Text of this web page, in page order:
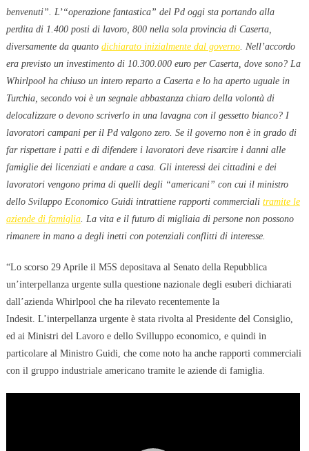
benvenuti”. L’“operazione fantastica” del Pd oggi sta portando alla
perdita di 1.400 posti di lavoro, 800 nella sola provincia di Caserta,
diversamente da quanto dichiarato inizialmente dal governo. Nell’accordo
era previsto un investimento di 10.300.000 euro per Caserta, dove sono? La
Whirlpool ha chiuso un intero reparto a Caserta e lo ha aperto uguale in
Turchia, secondo voi è un segnale abbastanza chiaro della volontà di
delocalizzare o devono scriverlo in una lavagna con il gessetto bianco? I
lavoratori campani per il Pd valgono zero. Se il governo non è in grado di
far rispettare i patti e di difendere i lavoratori deve risarcire i danni alle
famiglie dei licenziati e andare a casa. Gli interessi dei cittadini e dei
lavoratori vengono prima di quelli degli “americani” con cui il ministro
dello Sviluppo Economico Guidi intrattiene rapporti commerciali tramite le
aziende di famiglia. La vita e il futuro di migliaia di persone non possono
rimanere in mano a degli inetti con potenziali conflitti di interesse.
“Lo scorso 29 Aprile il M5S depositava al Senato della Repubblica
un’interpellanza urgente sulla questione nazionale degli esuberi dichiarati
dall’azienda Whirlpool che ha rilevato recentemente la
Indesit. L’interpellanza urgente è stata rivolta al Presidente del Consiglio,
ed ai Ministri del Lavoro e dello Svilluppo economico, e quindi in
particolare al Ministro Guidi, che come noto ha anche rapporti commerciali
con il gruppo industriale americano tramite le aziende di famiglia.